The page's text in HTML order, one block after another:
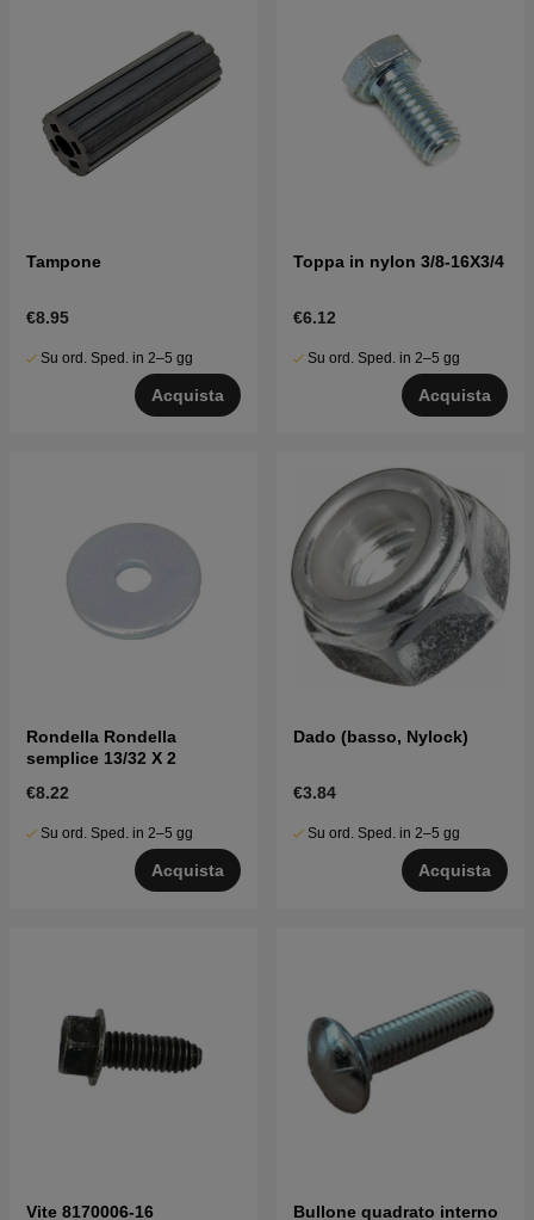
Tampone
€8.95
Su ord. Sped. in 2–5 gg
Acquista
Toppa in nylon 3/8-16X3/4
€6.12
Su ord. Sped. in 2–5 gg
Acquista
Rondella Rondella
semplice 13/32 X 2
€8.22
Su ord. Sped. in 2–5 gg
Acquista
Dado (basso, Nylock)
€3.84
Su ord. Sped. in 2–5 gg
Acquista
Vite 8170006-16
Bullone quadrato interno